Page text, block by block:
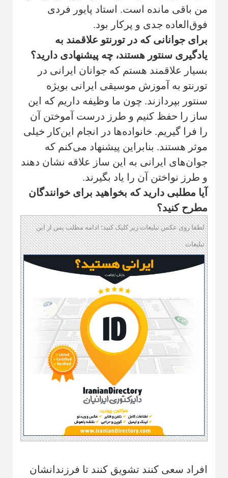
من باقی مانده است. استاد پایور فردی
فوق‌العاده جدی و پرکار بود.‌
‌برای جوانانی که در تورنتو علاقمند به
یادگیری سنتور هستند، چه پیشنهادی دارید؟
‌بسیار علاقمند هستم که جوانان ایرا‌‌نی در
تورنتو به آموزش موسیقی ایرانی بویژه
سنتور بپردازند. چون ما وظیفه داریم که این
ساز را حفظ کنیم و طرز درست آموختن آن
را فرا گیریم. خانواده‌ها‌ در انجام این‌کار خیلی
موثر هستند. بنابراین پیشنهاد می‌کنم که
جوان‌های ایرانی به این ساز علاقه نشان دهند
و طرز نواختن آن را یاد بگیرند.
‌آیا مطلبی دارید که بخواهید برای خوانندگان
مطرح کنید؟
لطفا روی عکس تبلیغات زیر کلیک کنید؛ ادامه مطلب پس از این
تبلیغات
‌افراد سعی کنند تشویق کنند تا فرزندانشان